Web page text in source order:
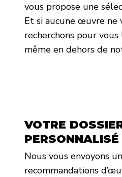
vous propose une
Et si aucune œuvre ne
recherchons pour vous
même en dehors de
VOTRE
PERSONNALISÉ
Nous vous envoyons
recommandations